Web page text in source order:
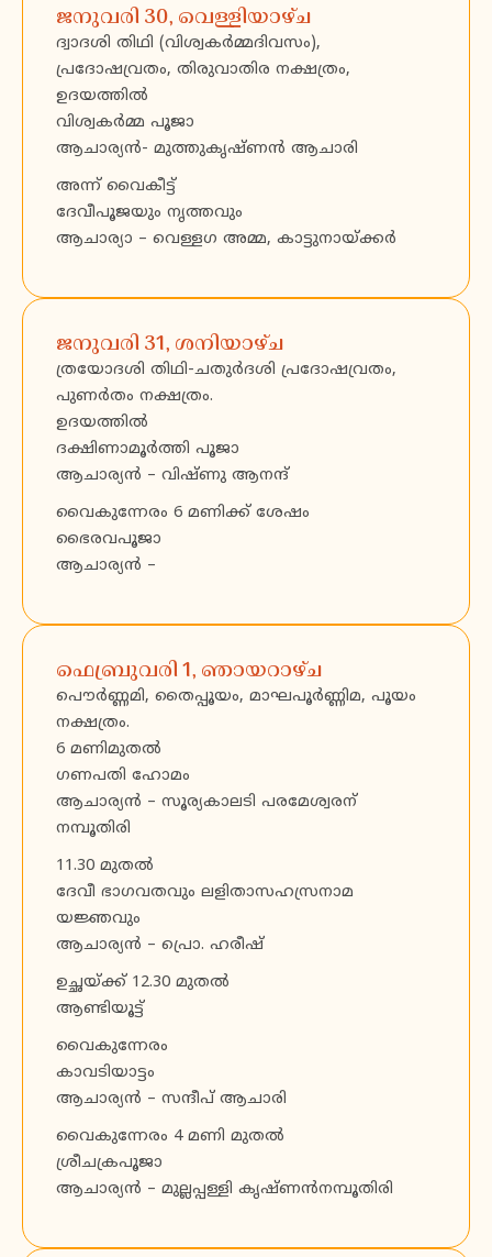
ജനുവരി 30, വെള്ളിയാഴ്ച
ദ്വാദശി തിഥി (വിശ്വകർമ്മദിവസം),
പ്രദോഷവ്രതം, തിരുവാതിര നക്ഷത്രം,
ഉദയത്തിൽ
വിശ്വകർമ്മ പൂജാ
ആചാര്യൻ- മുത്തുകൃഷ്ണൻ ആചാരി
അന്ന് വൈകീട്ട്
ദേവീപൂജയും നൃത്തവും
ആചാര്യാ – വെള്ളഗ അമ്മ, കാട്ടുനായ്ക്കർ
ജനുവരി 31, ശനിയാഴ്ച
ത്രയോദശി തിഥി-ചതുർദശി പ്രദോഷവ്രതം,
പുണർതം നക്ഷത്രം.
ഉദയത്തിൽ
ദക്ഷിണാമൂർത്തി പൂജാ
ആചാര്യൻ – വിഷ്ണു ആനന്ദ്
വൈകുന്നേരം 6 മണിക്ക് ശേഷം
ഭൈരവപൂജാ
ആചാര്യൻ –
ഫെബ്രുവരി 1, ഞായറാഴ്ച
പൌർണ്ണമി, തൈപ്പൂയം, മാഘപൂർണ്ണിമ, പൂയം
നക്ഷത്രം.
6 മണിമുതൽ
ഗണപതി ഹോമം
ആചാര്യൻ – സൂര്യകാലടി പരമേശ്വരന്
നമ്പൂതിരി
11.30 മുതൽ
ദേവീ ഭാഗവതവും ലളിതാസഹസ്രനാമ
യജ്ഞവും
ആചാര്യൻ – പ്രൊ. ഹരീഷ്
ഉച്ഛയ്ക്ക് 12.30 മുതൽ
ആണ്ടിയൂട്ട്
വൈകുന്നേരം
കാവടിയാട്ടം
ആചാര്യൻ – സന്ദീപ് ആചാരി
വൈകുന്നേരം 4 മണി മുതൽ
ശ്രീചക്രപൂജാ
ആചാര്യൻ – മുല്ലപ്പള്ളി കൃഷ്ണൻനമ്പൂതിരി